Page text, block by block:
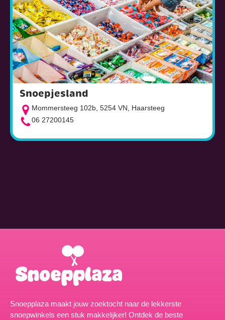
Snoepjesland
Mommersteeg 102b, 5254 VN, Haarsteeg
06 27200145
Snoepplaza maakt jouw zoektocht naar de lekkerste
snoepwinkels een stuk makkelijker! Ontdek de beste